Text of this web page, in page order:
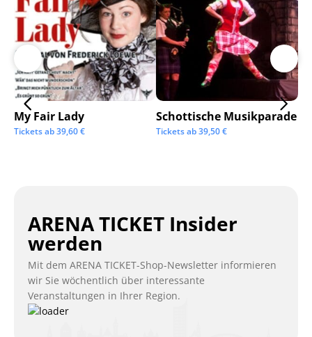
My Fair Lady
Tickets ab39,60€
Schottische Musikparade
Tickets ab39,50€
ARENA TICKET Insider
werden
Mit dem ARENA TICKET-Shop-Newsletter informieren
wir Sie wöchentlich über interessante
Veranstaltungen in Ihrer Region.